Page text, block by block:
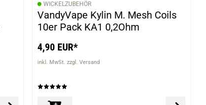
WICKELZUBEHÖR
VandyVape Kylin M. Mesh Coils
10er Pack KA1 0,2Ohm
4,90 EUR*
inkl. MwSt. zzgl. Versand